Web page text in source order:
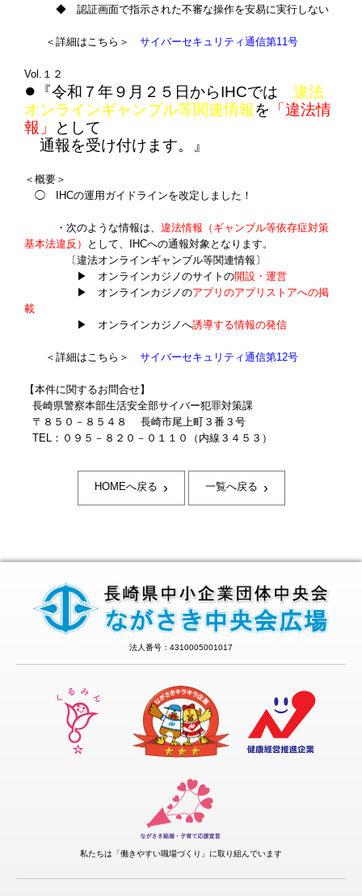
◆ 認証画面で指示された不審な操作を安易に実行しない
＜詳細はこちら＞ サイバーセキュリティ通信第11号
Vol.１２
● 『令和７年９月２５日からIHCでは 違法
オンラインギャンブル等関連情報を 「違法情
報」
として
通報を受け付けます。
』
＜概要＞
◯ IHCの運用ガイドラインを改定しました！
・次のような情報は、 違法情報（ギャンブル等依存症対策
基本法違反）
として、IHCへの通報対象となります。
〔違法オンラインギャンブル等関連情報〕
▶ オンラインカジノのサイトの開設・運営
▶ オンラインカジノのアプリのアプリストアへの掲
載
▶ オンラインカジノへ誘導する情報の発信
＜詳細はこちら＞ サイバーセキュリティ通信第12号
【本件に関するお問合せ】
長崎県警察本部生活安全部サイバー犯罪対策課
〒 ８５０－８５４８ 長崎市尾上町３番３号
TEL：０９５－８２０－０１１０（内線３４５３）
HOMEへ戻る › 一覧へ戻る ›
法人番号：4310005001017
私たちは「働きやすい職場づくり」に取り組んでいます